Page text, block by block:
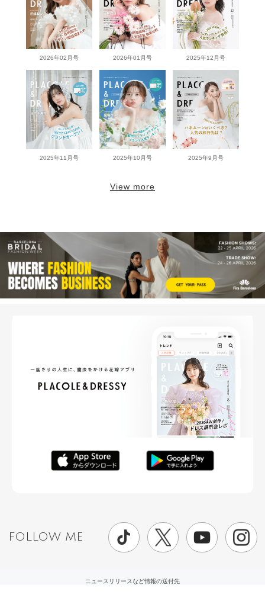
2026年02月号 2026年01月号 2025年12月号
2025年11月号 2025年10月号 2025年9月号
View more
FOLLOW ME
ニュースリリースなど情報の送付先